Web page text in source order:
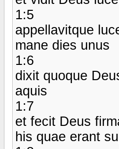
1:5
appellavitque
mane dies unus
1:6
dixit quoque
aquis
1:7
et fecit Deus
his quae erant